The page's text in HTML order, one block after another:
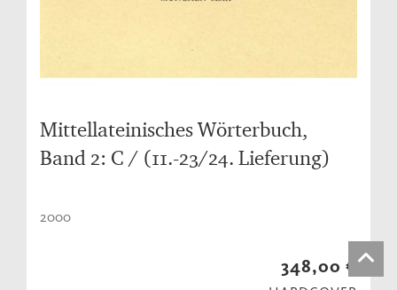
Mittellateinisches Wörterbuch,
Band 2: C / (11.-23/24. Lieferung)
2000
348,00 €